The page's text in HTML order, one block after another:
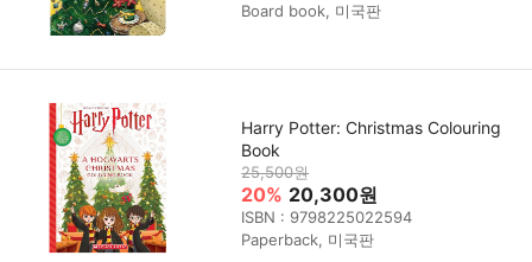
Board book, 미국판
Harry Potter: Christmas Colouring
Book
25,500원
20% 20,300원
ISBN : 9798225022594
Paperback, 미국판